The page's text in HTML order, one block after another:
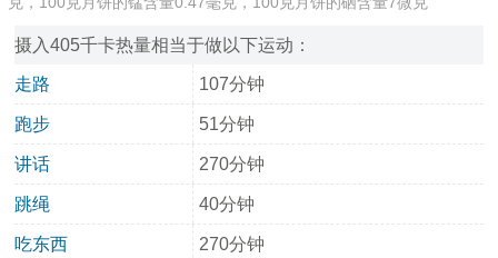
摄入405千卡热量相当于做以下运动：
走路 107分钟
跑步 51分钟
讲话 270分钟
跳绳 40分钟
吃东西 270分钟